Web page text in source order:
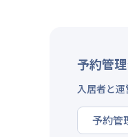
予約管
入居者と運
予約管